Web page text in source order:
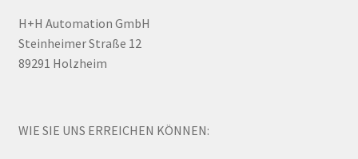
H+H Automation GmbH
Steinheimer Straße 12
89291 Holzheim
WIE SIE UNS ERREICHEN KÖNNEN: